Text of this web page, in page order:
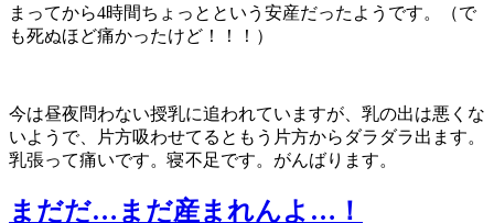
まってから4時間ちょっとという安産だったようです。（で
も死ぬほど痛かったけど！！！）
今は昼夜問わない授乳に追われていますが、乳の出は悪くな
いようで、片方吸わせてるともう片方からダラダラ出ます。
乳張って痛いです。寝不足です。がんばります。
まだだ…まだ産まれんよ…！